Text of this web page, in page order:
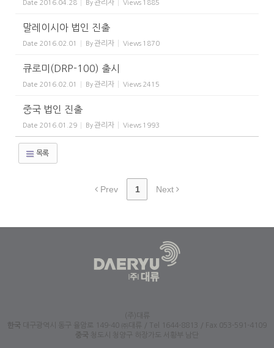
Date 2016.04.28 By관리자 Views 1885
말레이시아 법인 진출
Date 2016.02.01 By관리자 Views 1870
큐로미(DRP-100) 출시
Date 2016.02.01 By관리자 Views 2415
중국 법인 진출
Date 2016.01.29 By관리자 Views 1993
목록
Prev 1 Next
(주)대류
한국 대구광역시 동구 율암로 149-40 ㈜대류 / Tel 1644-8813 / Fax 053-591-4109
중국 청도시 청양구 하장가도 서황부 남단